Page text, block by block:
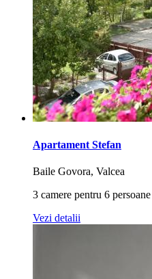
Apartament Stefan
Baile Govora, Valcea
3 camere pentru 6 persoane
Vezi detalii